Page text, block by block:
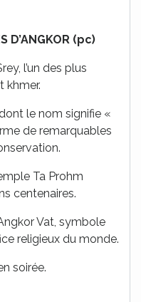
D’ANGKOR (pc)
l’un des plus
khmer.
le nom signifie «
de remarquables
Ta Prohm
centenaires.
Vat, symbole
religieux du monde.
soirée.